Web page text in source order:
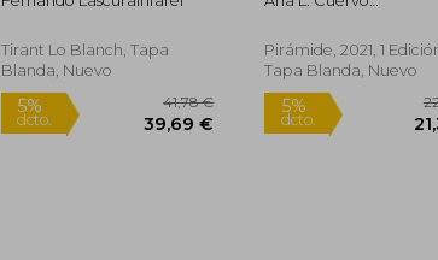
Tirant Lo Blanch, Tapa
Blanda, Nuevo
Pirámide, 2021, 1
Tapa Blanda, Nuevo